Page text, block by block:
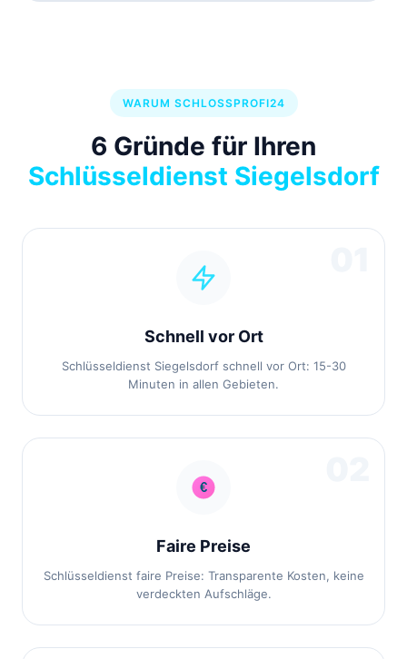
WARUM SCHLOSSPROFI24
6 Gründe für Ihren
Schlüsseldienst Siegelsdorf
Schnell vor Ort
Schlüsseldienst Siegelsdorf schnell vor Ort: 15-30
Minuten in allen Gebieten.
Faire Preise
Schlüsseldienst faire Preise: Transparente Kosten, keine
verdeckten Aufschläge.